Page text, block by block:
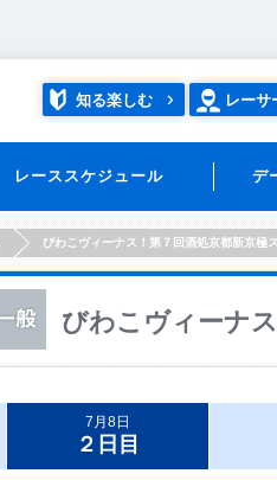
知る楽しむ レーサ
レーススケジュール デ
びわこヴィーナス！第７回酒処京都新京極
びわこヴィーナ
7月8日
２日目